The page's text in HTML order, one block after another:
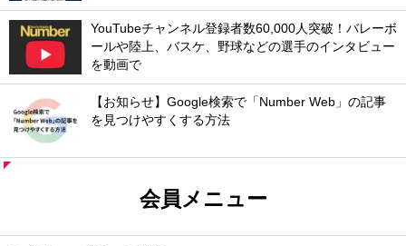
YouTubeチャンネル登録者数60,000人突破！バレーボ
ールや陸上、バスケ、野球などの選手のインタビュー
を動画で
【お知らせ】Google検索で「Number Web」の記事
を見つけやすくする方法
会員メニュー